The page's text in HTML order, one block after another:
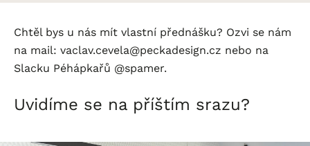
Chtěl bys u nás mít vlastní přednášku? Ozvi se nám
na mail: vaclav.cevela@peckadesign.cz nebo na
Slacku Péhápkařů @spamer.
Uvidíme se na příštím srazu?